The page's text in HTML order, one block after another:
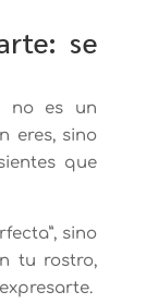
se
no es un
eres, sino
que
sino
tu rostro,